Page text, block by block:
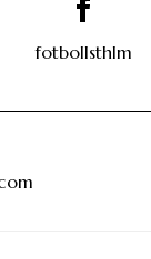
fotbollsthlm